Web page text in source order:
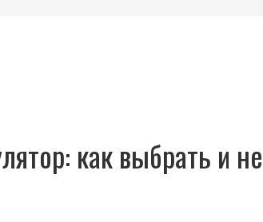
как выбрать и не